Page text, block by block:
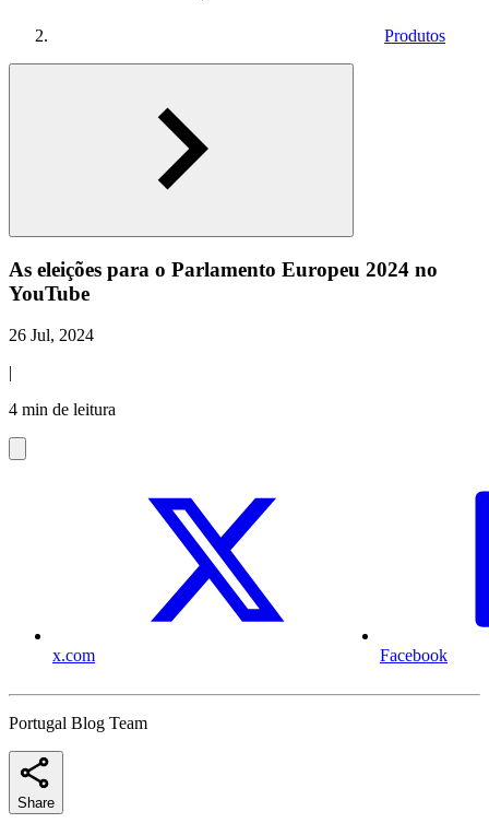
Produtos
As eleições para o Parlamento Europeu 2024 no
YouTube
26 Jul, 2024
|
4 min de leitura
x.com Facebook
Portugal Blog Team
Share